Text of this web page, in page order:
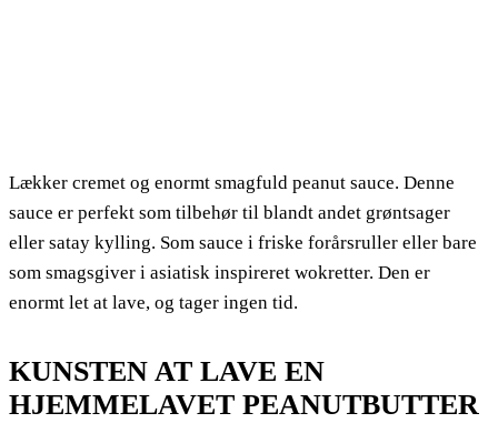
Lækker cremet og enormt smagfuld peanut sauce. Denne
sauce er perfekt som tilbehør til blandt andet grøntsager
eller satay kylling. Som sauce i friske forårsruller eller bare
som smagsgiver i asiatisk inspireret wokretter. Den er
enormt let at lave, og tager ingen tid.
KUNSTEN AT LAVE EN
HJEMMELAVET PEANUTBUTTER